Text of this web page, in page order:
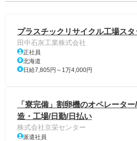
プラスチックリサイクル工場スタ
田中石灰工業株式会社
正社員
北海道
日給7,805円～1万4,000円
「寮完備」割卵機のオペレータ
造・工場/日勤/日払い
株式会社京栄センター
派遣社員